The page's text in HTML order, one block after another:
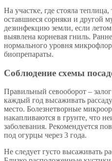
На участке, где стояла
оставшиеся сорняки и другой
дезинфекцию земли, если
выявлена корневая гниль.
нормального уровня
биопрепараты.
Соблюдение схемы
Правильный севооборот –
каждый год высаживать
место. Болезнетворные
накапливаются в грунте, что
заболевания. Рекомендуется
под огурцы через 3 года.
Не следует густо высаживать